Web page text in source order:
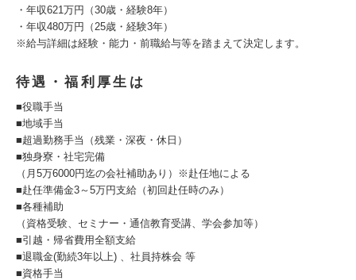
・年収621万円（30歳・経験8年）
・年収480万円（25歳・経験3年）
※給与詳細は経験・能力・前職給与等を踏まえて決定します。
待遇・福利厚生は
■役職手当
■地域手当
■超過勤務手当（残業・深夜・休日）
■独身寮・社宅完備
（月5万6000円迄の会社補助あり）※赴任地による
■赴任準備金3～5万円支給（初回赴任時のみ）
■各種補助
（資格受験、セミナー・通信教育受講、学会参加等）
■引越・帰省費用全額支給
■退職金(勤続3年以上) 、社員持株会 等
■資格手当